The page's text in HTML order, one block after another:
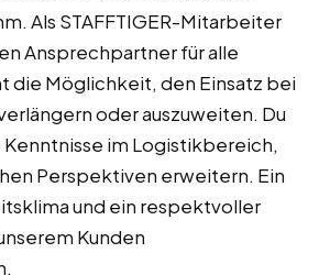
Als STAFFTIGER-Mitarbeiter
Ansprechpartner für alle
die Möglichkeit, den Einsatz bei
oder auszuweiten. Du
im Logistikbereich,
Perspektiven erweitern. Ein
und ein respektvoller
Kunden